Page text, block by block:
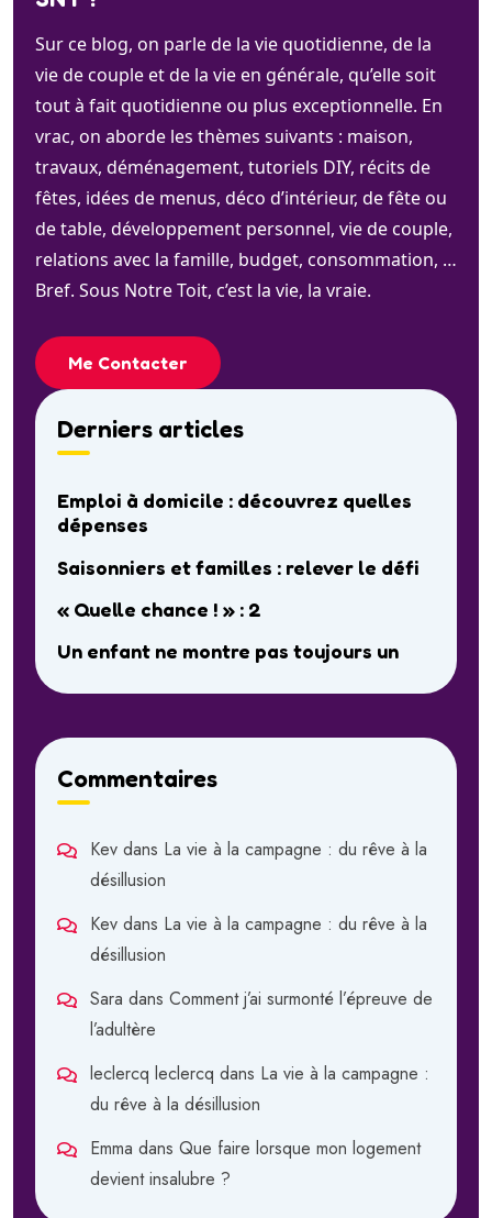
Sur ce blog, on parle de la vie quotidienne, de la
vie de couple et de la vie en générale, qu’elle soit
tout à fait quotidienne ou plus exceptionnelle. En
vrac, on aborde les thèmes suivants : maison,
travaux, déménagement, tutoriels DIY, récits de
fêtes, idées de menus, déco d’intérieur, de fête ou
de table, développement personnel, vie de couple,
relations avec la famille, budget, consommation, …
Bref. Sous Notre Toit, c’est la vie, la vraie.
Me Contacter
Derniers articles
Emploi à domicile : découvrez quelles
dépenses
Saisonniers et familles : relever le défi
« Quelle chance ! » : 2
Un enfant ne montre pas toujours un
Commentaires
Kev dans La vie à la campagne : du rêve à la
désillusion
Kev dans La vie à la campagne : du rêve à la
désillusion
Sara dans Comment j’ai surmonté l’épreuve de
l’adultère
leclercq leclercq dans La vie à la campagne :
du rêve à la désillusion
Emma dans Que faire lorsque mon logement
devient insalubre ?